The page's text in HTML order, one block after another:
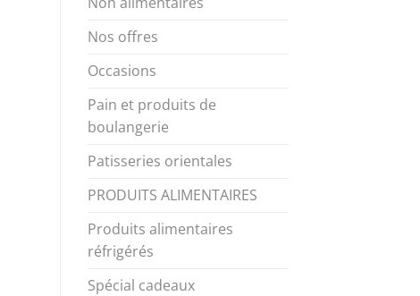
Nos offres
Occasions
Pain et produits de
boulangerie
Patisseries orientales
PRODUITS ALIMENTAIRES
Produits alimentaires
réfrigérés
Spécial cadeaux